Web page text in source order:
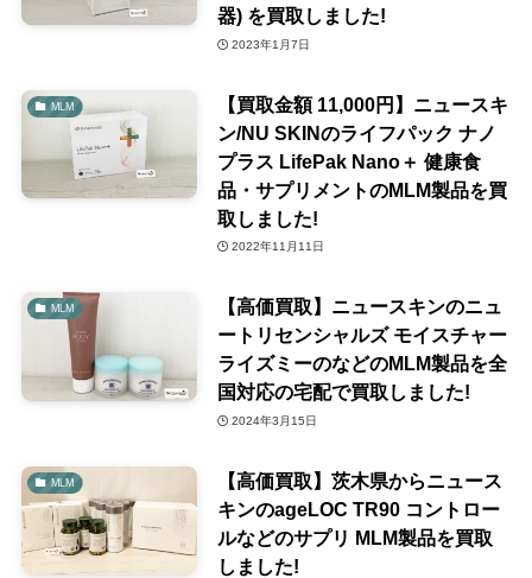
器) を買取しました!
2023年1月7日
MLM
【買取金額 11,000円】ニュースキ
ン/NU SKINのライフパック ナノ
プラス LifePak Nano＋ 健康食
品・サプリメントのMLM製品を買
取しました!
2022年11月11日
MLM
【高価買取】ニュースキンのニュ
ートリセンシャルズ モイスチャー
ライズミーのなどのMLM製品を全
国対応の宅配で買取しました!
2024年3月15日
MLM
【高価買取】茨木県からニュース
キンのageLOC TR90 コントロー
ルなどのサプリ MLM製品を買取
しました!